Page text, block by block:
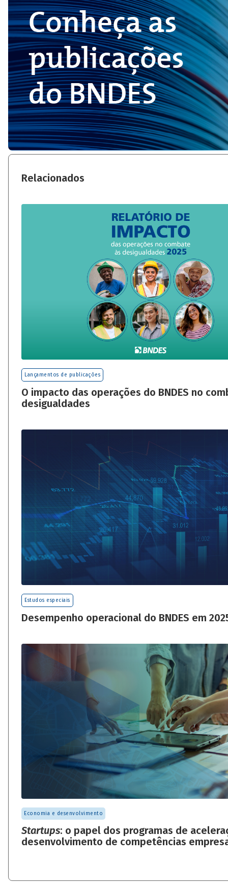
Relacionados
Lançamentos de publicações
O impacto das operações do BNDES no
desigualdades
Estudos especiais
Desempenho operacional do BNDES em
Economia e desenvolvimento
Startups: o papel dos programas de
desenvolvimento de competências